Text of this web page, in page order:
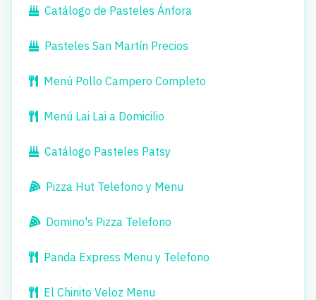
Catálogo de Pasteles Ánfora
Pasteles San Martín Precios
Menú Pollo Campero Completo
Menú Lai Lai a Domicilio
Catálogo Pasteles Patsy
Pizza Hut Telefono y Menu
Domino's Pizza Telefono
Panda Express Menu y Telefono
El Chinito Veloz Menu